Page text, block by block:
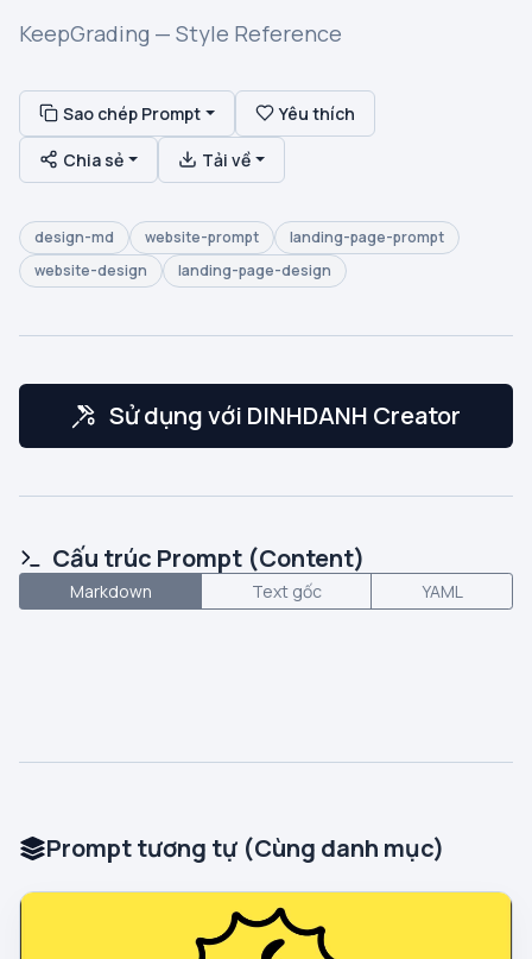
KeepGrading — Style Reference
Sao chép Prompt Yêu thích
Chia sẻ Tải về
design-md website-prompt
landing-page-prompt
website-design
landing-page-design
Sử dụng với DINHDANH Creator
Cấu trúc Prompt (Content)
Markdown Text gốc YAML
Prompt tương tự (Cùng danh mục)